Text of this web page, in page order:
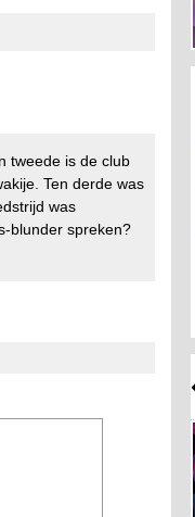
tweede is de club
Ten derde was
was
blunder spreken?